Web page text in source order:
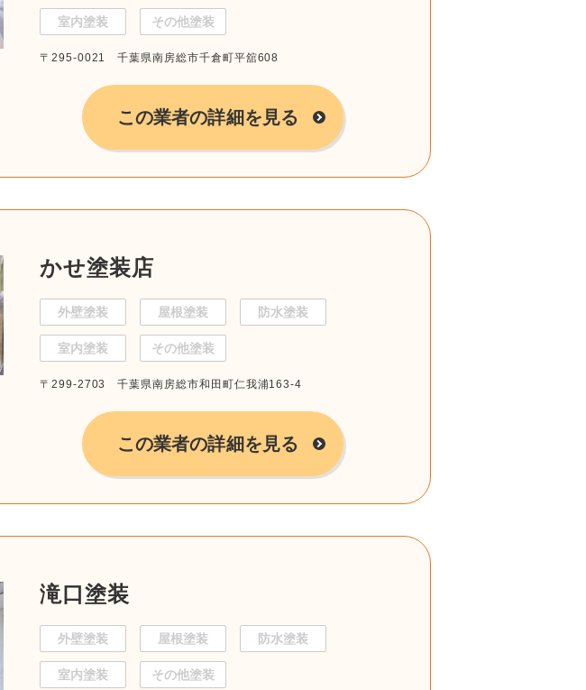
室内塗装 その他塗装
〒295-0021 千葉県南房総市千倉町平舘608
この業者の詳細を見る
かせ塗装店
外壁塗装 屋根塗装 防水塗装
室内塗装 その他塗装
〒299-2703 千葉県南房総市和田町仁我浦163-4
この業者の詳細を見る
滝口塗装
外壁塗装 屋根塗装 防水塗装
室内塗装 その他塗装